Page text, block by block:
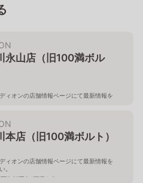
永山店（旧100満ボル
ィオンの店舗情報ページにて最新情報を
本店（旧100満ボルト）
ィオンの店舗情報ページにて最新情報を
。
御料五条1丁目1-5